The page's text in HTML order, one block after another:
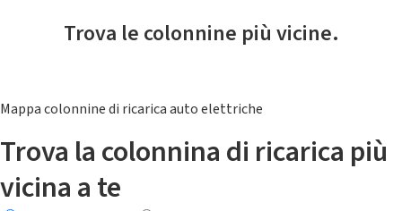
Trova le colonnine più vicine.
Mappa colonnine di ricarica auto elettriche
Trova la colonnina di ricarica più
vicina a te